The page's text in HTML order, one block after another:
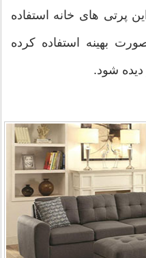
پرتی های خانه استفاده
بهینه استفاده کرده
دیده شود.